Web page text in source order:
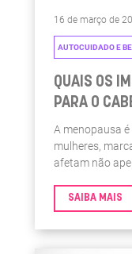
16 de março de
AUTOCUIDADO E
QUAIS OS
PARA O
A menopausa
mulheres,
afetam não
pele e no cabelo.
SAIBA MAIS